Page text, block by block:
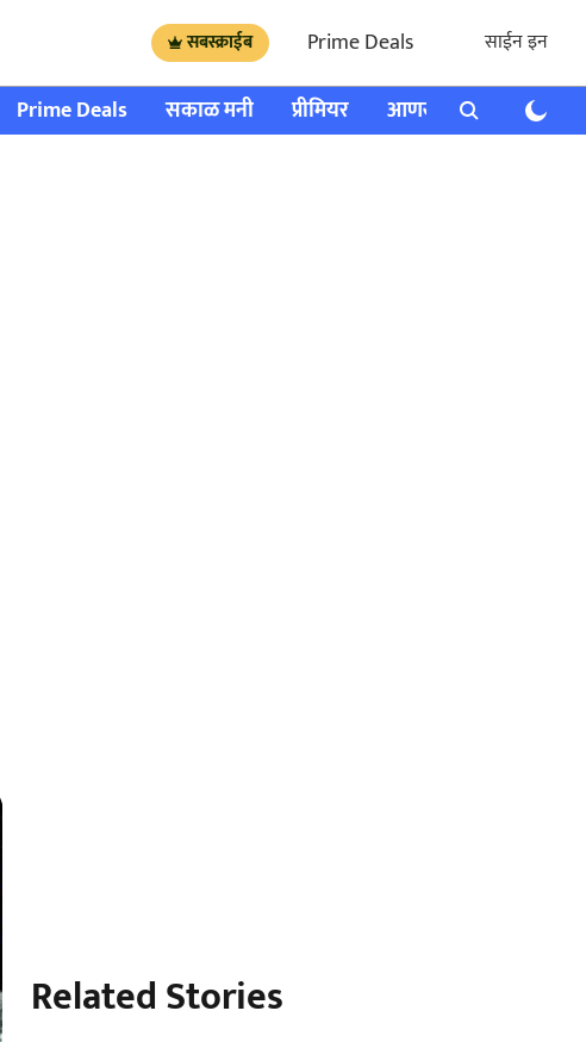
सबस्क्राईब Prime Deals साईन इन
Prime Deals सकाळ मनी प्रीमियर आणखी राशी भविष्य
Related Stories